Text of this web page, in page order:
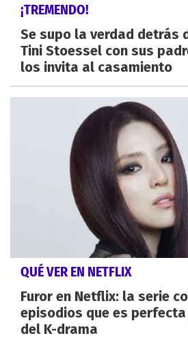
¡TREMENDO!
Se supo la verdad detrás
Tini Stoessel con sus
los invita al casamiento
QUÉ VER EN NETFLIX
Furor en Netflix: la serie
episodios que es
del K-drama